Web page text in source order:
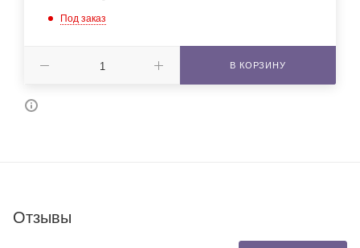
Под заказ
В КОРЗИНУ
Отзывы